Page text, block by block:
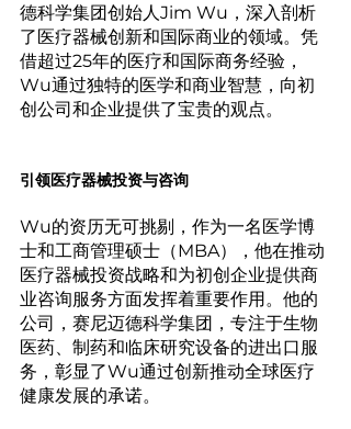
德科学集团创始人Jim Wu，深入剖析
了医疗器械创新和国际商业的领域。凭
借超过25年的医疗和国际商务经验，
Wu通过独特的医学和商业智慧，向初
创公司和企业提供了宝贵的观点。
引领医疗器械投资与咨询
Wu的资历无可挑剔，作为一名医学博
士和工商管理硕士（MBA），他在推动
医疗器械投资战略和为初创企业提供商
业咨询服务方面发挥着重要作用。他的
公司，赛尼迈德科学集团，专注于生物
医药、制药和临床研究设备的进出口服
务，彰显了Wu通过创新推动全球医疗
健康发展的承诺。